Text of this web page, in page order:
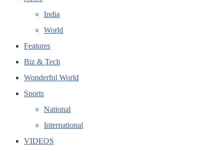
India
World
Features
Biz & Tech
Wonderful World
Sports
National
International
VIDEOS